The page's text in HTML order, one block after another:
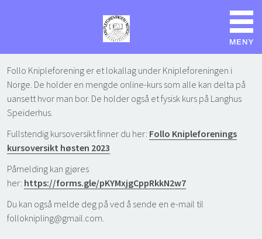
Follo Knipleforening er et lokallag under Knipleforeningen i
Norge. De holder en mengde online-kurs som alle kan delta på
uansett hvor man bor. De holder også et fysisk kurs på Langhus
Speiderhus.
Fullstendig kursoversikt finner du her: Follo Knipleforenings
kursoversikt høsten 2023
Påmelding kan gjøres
her: https://forms.gle/pKYMxjgCppRkkN2w7
Du kan også melde deg på ved å sende en e-mail til
folloknipling@gmail.com.